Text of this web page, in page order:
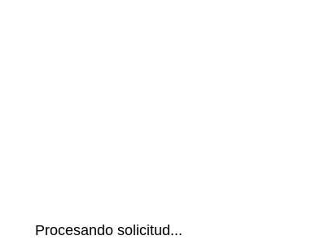
Procesando solicitud...